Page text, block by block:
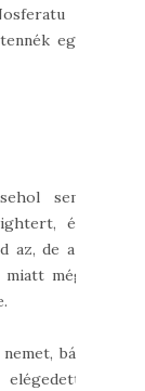
a
egy
sem
és
az, de az
még
bár